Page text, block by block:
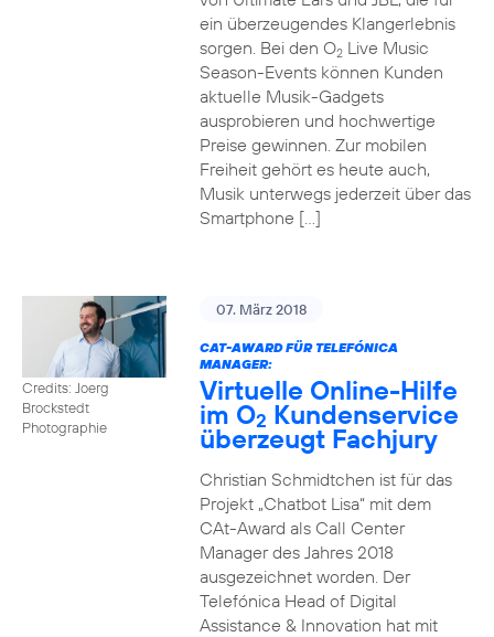
ein überzeugendes Klangerlebnis
sorgen. Bei den O2Live Music
Season-Events können Kunden
aktuelle Musik-Gadgets
ausprobieren und hochwertige
Preise gewinnen. Zur mobilen
Freiheit gehört es heute auch,
Musik unterwegs jederzeit über das
Smartphone […]
Credits: Joerg
Brockstedt
Photographie
07. März 2018
CAT-AWARD FÜR TELEFÓNICA
MANAGER:
Virtuelle Online-Hilfe
im O2 Kundenservice
überzeugt Fachjury
Christian Schmidtchen ist für das
Projekt „Chatbot Lisa“ mit dem
CAt-Award als Call Center
Manager des Jahres 2018
ausgezeichnet worden. Der
Telefónica Head of Digital
Assistance & Innovation hat mit